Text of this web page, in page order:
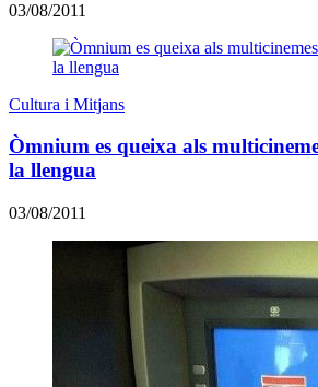
03/08/2011
Cultura i Mitjans
Òmnium es queixa als
la llengua
03/08/2011